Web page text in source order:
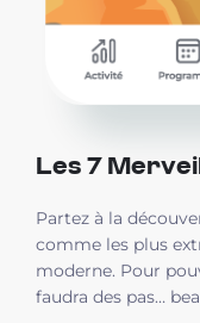
Les 7
Partez à la
comme les plus
moderne. Pour
faudra des pas…